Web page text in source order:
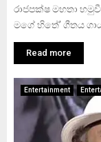
රාජපක්ෂ මහතා
මගේ හිතේ’ ගීතය
Read more
Entertainment